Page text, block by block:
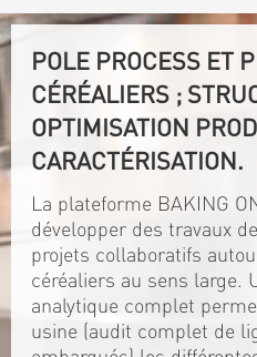
POLE PROCESS ET
CÉRÉALIERS ;
OPTIMISATION
CARACTÉRISATION.
La plateforme BAKING
développer des travaux
projets collaboratifs
céréaliers au sens large.
analytique complet
usine (audit complet de